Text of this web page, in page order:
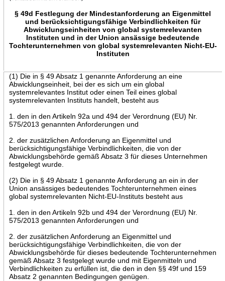
§ 49d Festlegung der Mindestanforderung an Eigenmittel
und berücksichtigungsfähige Verbindlichkeiten für
Abwicklungseinheiten von global systemrelevanten
Instituten und in der Union ansässige bedeutende
Tochterunternehmen von global systemrelevanten Nicht-EU-
Instituten
(1) Die in § 49 Absatz 1 genannte Anforderung an eine
Abwicklungseinheit, bei der es sich um ein global
systemrelevantes Institut oder einen Teil eines global
systemrelevanten Instituts handelt, besteht aus
1. den in den Artikeln 92a und 494 der Verordnung (EU) Nr.
575/2013 genannten Anforderungen und
2. der zusätzlichen Anforderung an Eigenmittel und
berücksichtigungsfähige Verbindlichkeiten, die von der
Abwicklungsbehörde gemäß Absatz 3 für dieses Unternehmen
festgelegt wurde.
(2) Die in § 49 Absatz 1 genannte Anforderung an ein in der
Union ansässiges bedeutendes Tochterunternehmen eines
global systemrelevanten Nicht-EU-Instituts besteht aus
1. den in den Artikeln 92b und 494 der Verordnung (EU) Nr.
575/2013 genannten Anforderungen und
2. der zusätzlichen Anforderung an Eigenmittel und
berücksichtigungsfähige Verbindlichkeiten, die von der
Abwicklungsbehörde für dieses bedeutende Tochterunternehmen
gemäß Absatz 3 festgelegt wurde und mit Eigenmitteln und
Verbindlichkeiten zu erfüllen ist, die den in den §§ 49f und 159
Absatz 2 genannten Bedingungen genügen.